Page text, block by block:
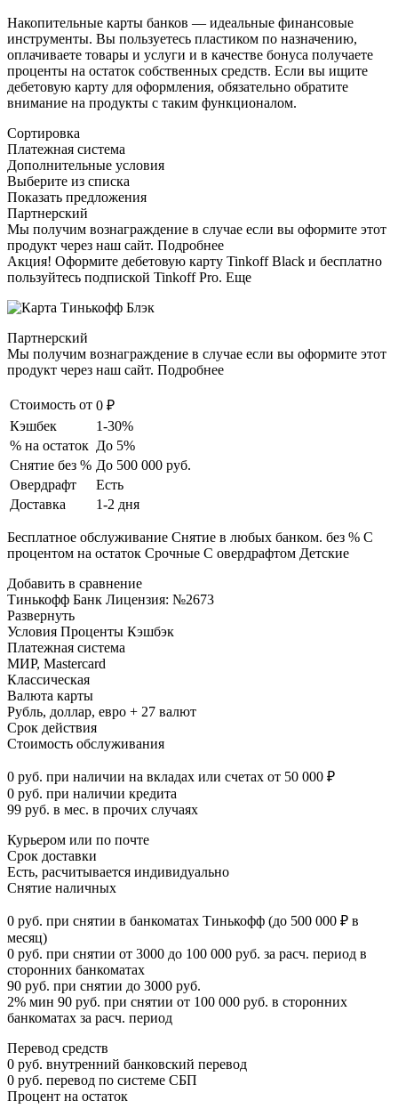
Накопительные карты банков — идеальные финансовые
инструменты. Вы пользуетесь пластиком по назначению,
оплачиваете товары и услуги и в качестве бонуса получаете
проценты на остаток собственных средств. Если вы ищите
дебетовую карту для оформления, обязательно обратите
внимание на продукты с таким функционалом.
Сортировка
Платежная система
Дополнительные условия
Выберите из списка
Показать предложения
Партнерский
Мы получим вознаграждение в случае если вы оформите этот
продукт через наш сайт. Подробнее
Акция! Оформите дебетовую карту Tinkoff Black и бесплатно
пользуйтесь подпиской Tinkoff Pro. Еще
Партнерский
Мы получим вознаграждение в случае если вы оформите этот
продукт через наш сайт. Подробнее
Стоимость от 0 ₽
Кэшбек
1-30%
% на остаток До 5%
Снятие без % До 500 000 руб.
Овердрафт
Есть
Доставка
1-2 дня
Бесплатное обслуживание Снятие в любых банком. без % С
процентом на остаток Срочные С овердрафтом Детские
Добавить в сравнение
Тинькофф Банк Лицензия: №2673
Развернуть
Условия Проценты Кэшбэк
Платежная система
МИР, Mastercard
Классическая
Валюта карты
Рубль, доллар, евро + 27 валют
Срок действия
Стоимость обслуживания
0 руб. при наличии на вкладах или счетах от 50 000 ₽
0 руб. при наличии кредита
99 руб. в мес. в прочих случаях
Курьером или по почте
Срок доставки
Есть, расчитывается индивидуально
Снятие наличных
0 руб. при снятии в банкоматах Тинькофф (до 500 000 ₽ в
месяц)
0 руб. при снятии от 3000 до 100 000 руб. за расч. период в
сторонних банкоматах
90 руб. при снятии до 3000 руб.
2% мин 90 руб. при снятии от 100 000 руб. в сторонних
банкоматах за расч. период
Перевод средств
0 руб. внутренний банковский перевод
0 руб. перевод по системе СБП
Процент на остаток